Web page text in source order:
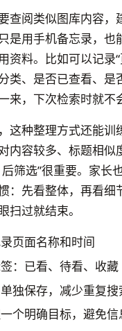
查阅类似图库内容，
是用手机备忘录，也
资料。比如可以记录
类、是否已查看、是
来，下次检索时就不
这种整理方式还能训
内容较多、标题相似
筛选”很重要。家长
：先看整体，再看细
扫过就结束。
页面名称和时间
：已看、待看、收藏
独保存，减少重复搜
个明确目标，避免信